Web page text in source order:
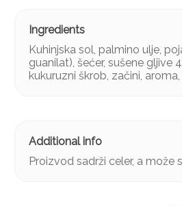
Kuhinjska sol, palmino ulje,
guanilat), šećer, sušene gljive
kukuruzni škrob, začini,
Proizvod sadrži celer, a